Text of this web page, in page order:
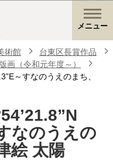
メニュー
術館
台東区長賞作品
画（令和元年度～）
～すなのうえのまち、
なのうえの
絵 太陽